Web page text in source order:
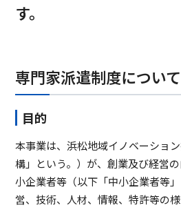
す。
専門家派遣制度について
目的
本事業は、浜松地域イノベーショ
構」という。）が、創業及び経営
小企業者等（以下「中小企業者等
営、技術、人材、情報、特許等の